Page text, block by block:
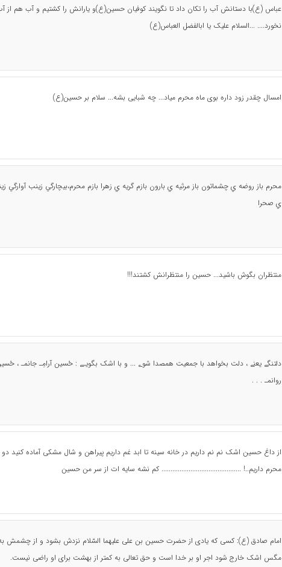
عباس (ع)با دستانش آب را تکان داد تا نگویند کوفیان حسین(ع)و یارانش را کشتیم و آب هم از
نخورد.... ...السلام علیک یا ابالفضل العباس(ع)
امسال چقدر زود داره بوی ماه محرم میاد... چه شبایی بشه... سلام بر حسین(ع)
محرم باز روضه ي چشماتون باز مرثيه ي بارون بازم گريه ي زهرا بازم محرم،بيچارگي زينب آوارگي
ي صحرا
منتظران بگوش باشید... حسین را منتظرانش کشتند!!!
دلتنگے یعنے ، دلت بخواهد با جمعیت همصدا شوے ... و با اشک بگویـے : حُسین آرامِـ جانمـ ،
روانمـ . . .
از داغ حسین اشک نم نم داریم در خانه سینه تا ابد غم داریم پیراهن و شال مشکی آماده کنید دو
محرم داریم..! ............................................ کم نشه سایه ات از سر من حسین
امام صادق (ع): کسی که یادی از حضرت حسین بن علی علیهما السّلام نزدش بشود و از چشمش به
مگس اشک خارج شود اجر او بر خدا است و حق تعالی به کمتر از بهشت برای او راضی نیست.